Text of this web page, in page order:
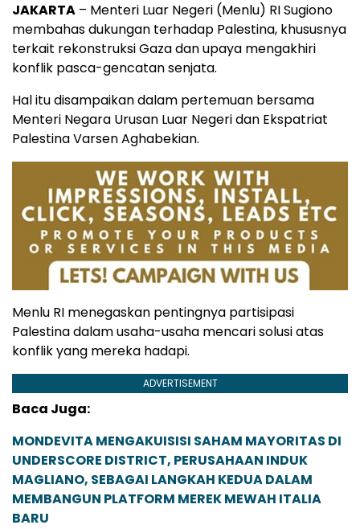
JAKARTA – Menteri Luar Negeri (Menlu) RI Sugiono
membahas dukungan terhadap Palestina, khususnya
terkait rekonstruksi Gaza dan upaya mengakhiri
konflik pasca-gencatan senjata.
Hal itu disampaikan dalam pertemuan bersama
Menteri Negara Urusan Luar Negeri dan Ekspatriat
Palestina Varsen Aghabekian.
Menlu RI menegaskan pentingnya partisipasi
Palestina dalam usaha-usaha mencari solusi atas
konflik yang mereka hadapi.
ADVERTISEMENT
Baca Juga:
MONDEVITA MENGAKUISISI SAHAM MAYORITAS DI
UNDERSCORE DISTRICT, PERUSAHAAN INDUK
MAGLIANO, SEBAGAI LANGKAH KEDUA DALAM
MEMBANGUN PLATFORM MEREK MEWAH ITALIA
BARU